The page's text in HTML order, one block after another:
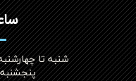
شنبه تا چهارشنبه ساعت
پنجشنبه ۸:۳۰ الی